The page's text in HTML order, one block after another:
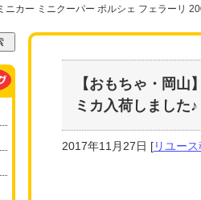
ニカー ミニクーパー ポルシェ フェラーリ
【おもちゃ・岡
ミカ入荷しました♪
2017年11月27日 [リユー